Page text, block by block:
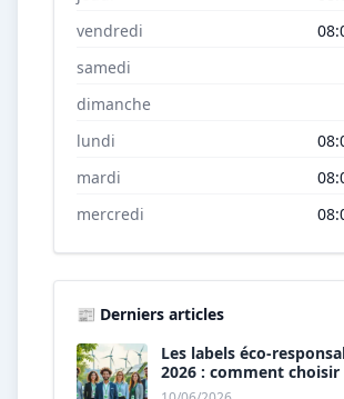
vendredi
samedi
dimanche
lundi
mardi
mercredi
📰 Derniers articles
Les labels éco-
2026 : comment
« vert » ?